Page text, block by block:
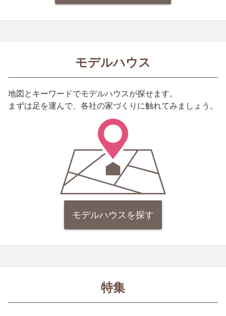
モデルハウス
地図とキーワードでモデルハウスが探せます。
まずは足を運んで、各社の家づくりに触れてみましょう。
モデルハウスを探す
特集